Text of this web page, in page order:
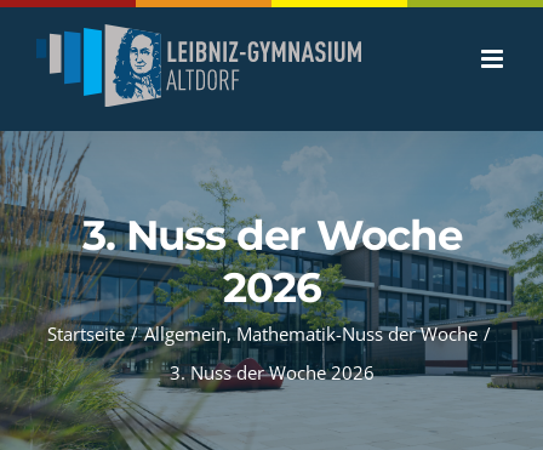
Inhalt
3. Nuss der Woche
2026
Startseite / Allgemein,Mathematik-Nuss der Woche /
3. Nuss der Woche 2026